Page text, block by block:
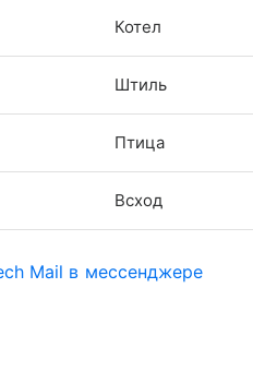
Котел
Штиль
Птица
Всход
Mail в мессенджере